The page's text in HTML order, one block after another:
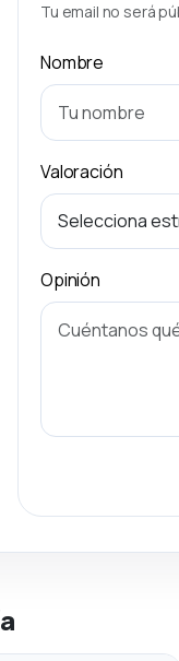
Tu email no será
Nombre
Valoración
Opinión